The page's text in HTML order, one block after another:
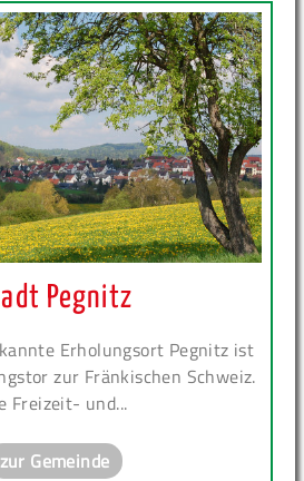
Pegnitz
Erholungsort Pegnitz ist
zur Fränkischen Schweiz.
Freizeit- und...
zur Gemeinde